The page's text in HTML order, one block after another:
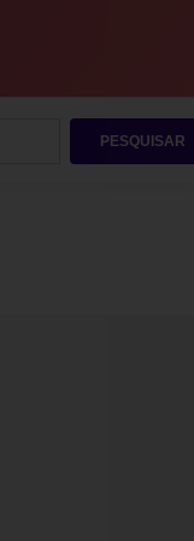
PESQUISAR